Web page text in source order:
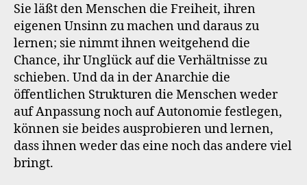
Sie läßt den Menschen die Freiheit, ihren
eigenen Unsinn zu machen und daraus zu
lernen; sie nimmt ihnen weitgehend die
Chance, ihr Unglück auf die Verhältnisse zu
schieben. Und da in der Anarchie die
öffentlichen Strukturen die Menschen weder
auf Anpassung noch auf Autonomie festlegen,
können sie beides ausprobieren und lernen,
dass ihnen weder das eine noch das andere viel
bringt.